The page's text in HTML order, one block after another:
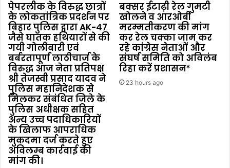
पेपरलीक के विरुद्ध छात्रों
के लोकतांत्रिक प्रदर्शन पर
बिहार पुलिस द्वारा AK-47
जैसे घातक हथियारों से की
गयी गोलीबारी एवं
बर्बरतापूर्ण लाठीचार्ज के
विरुद्ध आज नेता प्रतिपक्ष
श्री तेजस्वी प्रसाद यादव ने
पुलिस महानिदेशक से
मिलकर संबंधित जिले के
पुलिस अधीक्षक सहित
अन्य उच्च पदाधिकारियों
के खिलाफ आपराधिक
मुकदमा दर्ज करते हुए
अविलम्ब कार्रवाई की
मांग की।
बक्सर ईटाढ़ी रेल गुमटी
खोलने व आरओबी
मरम्मतीकरण की मांग
कर रेल चक्का जाम कर
रहे कांग्रेस नेताओं और
संघर्ष समिति को अविलंब
रिहा करें प्रशासन*
23 hours ago